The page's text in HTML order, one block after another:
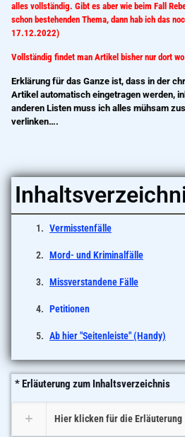
alles vollständig. Gibt es aber wie beim Fall
schon bestehenden Thema, dann hab ich das
17.12.2022)
Vollständig findet man Artikel bisher nur dort
Erklärung für das Ganze ist, dass in der
Artikel automatisch eingetragen werden,
anderen Listen muss ich alles mühsam
verlinken….
Vermisstenfälle
Mord- und Kriminalfälle
Missverstandene Fälle
Petitionen
Ab hier "Seitenleiste" (Handy)
* Erläuterung zum Inhaltsverzeichnis
Hier klicken für die Erläuterung